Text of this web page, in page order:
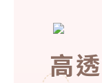
高